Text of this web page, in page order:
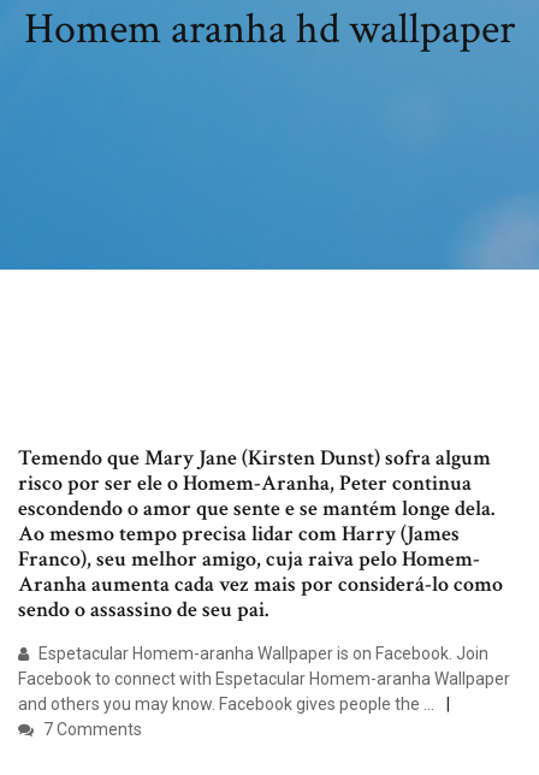
Homem aranha hd wallpaper
Temendo que Mary Jane (Kirsten Dunst) sofra algum
risco por ser ele o Homem-Aranha, Peter continua
escondendo o amor que sente e se mantém longe dela.
Ao mesmo tempo precisa lidar com Harry (James
Franco), seu melhor amigo, cuja raiva pelo Homem-
Aranha aumenta cada vez mais por considerá-lo como
sendo o assassino de seu pai.
Espetacular Homem-aranha Wallpaper is on Facebook. Join
Facebook to connect with Espetacular Homem-aranha Wallpaper
and others you may know. Facebook gives people the …
7 Comments